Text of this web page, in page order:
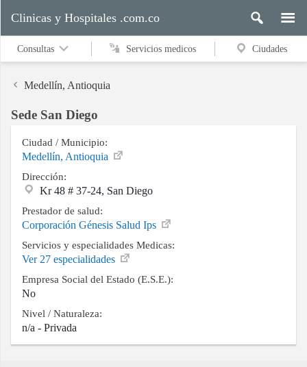
medicos
Ciudades
Buscar
Contacto
Clinicas y Hospitales .com.co
Consultas Servicios medicos Ciudades
Medellín, Antioquia
Sede San Diego
Ciudad / Municipio:
Medellín, Antioquia
Dirección:
Kr 48 # 37-24, San Diego
Prestador de salud:
Corporación Génesis Salud Ips
Servicios y especialidades Medicas:
Ver 27 especialidades
Empresa Social del Estado (E.S.E.):
No
Nivel / Naturaleza:
n/a - Privada